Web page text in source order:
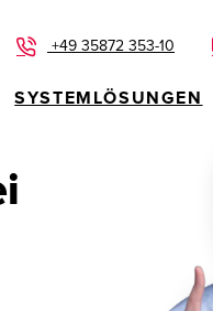
+49 35872 353-10
SYSTEMLÖSUNGEN